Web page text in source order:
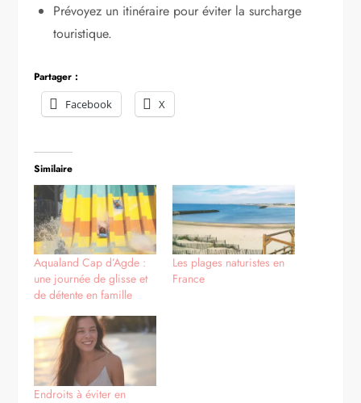
Prévoyez un itinéraire pour éviter la surcharge
touristique.
Partager :
Facebook
X
Similaire
Aqualand Cap d’Agde :
une journée de glisse et
de détente en famille
Les plages naturistes en
France
Endroits à éviter en